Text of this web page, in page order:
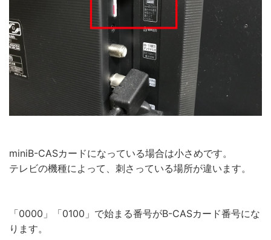
miniB-CASカードになっている場合は小さめです。
テレビの機種によって、刺さっている場所が違います。
「0000」「0100」で始まる番号がB-CASカード番号にな
ります。